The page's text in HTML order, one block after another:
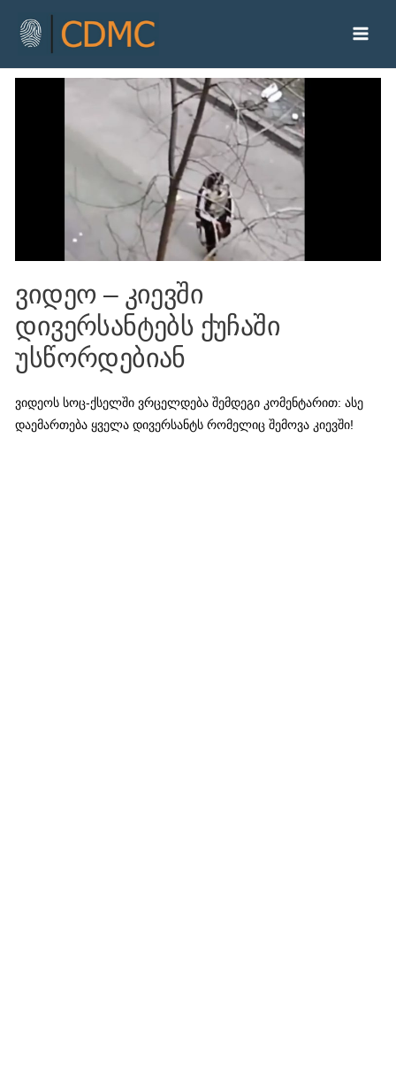
ვიდეო – კიევში
დივერსანტებს ქუჩაში
უსწორდებიან
ვიდეოს სოც-ქსელში ვრცელდება შემდეგი კომენტარით: ასე
დაემართება ყველა დივერსანტს რომელიც შემოვა კიევში!